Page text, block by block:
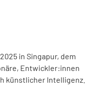
in Singapur, dem
Entwickler:innen
künstlicher Intelligenz.